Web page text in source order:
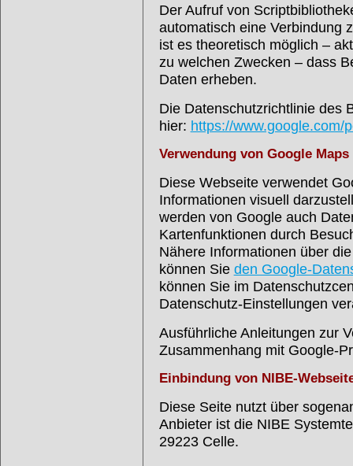
Der Aufruf von
automatisch eine Verbindung
ist es theoretisch möglich –
zu welchen Zwecken – dass
Daten erheben.
Die Datenschutzrichtlinie des
hier: https://www.google.com/
Verwendung von Google Maps
Diese Webseite verwendet
Informationen visuell
werden von Google auch
Kartenfunktionen durch
Nähere Informationen über
können Sie den Google-
können Sie im
Datenschutz-Einstellungen
Ausführliche Anleitungen zur
Zusammenhang mit Google-
Einbindung von NIBE-
Diese Seite nutzt über
Anbieter ist die NIBE
29223 Celle.